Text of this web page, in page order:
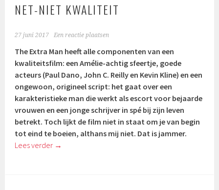
NET-NIET KWALITEIT
27 juni 2017 Een reactie plaatsen
The Extra Man heeft alle componenten van een
kwaliteitsfilm: een Amélie-achtig sfeertje, goede
acteurs (Paul Dano,John C. Reilly en Kevin Kline) en een
ongewoon, origineel script: het gaat over een
karakteristieke man die werkt als escort voor bejaarde
vrouwen en een jonge schrijver in spé bij zijn leven
betrekt. Toch lijkt de film niet in staat om je van begin
tot eind te boeien, althans mij niet. Dat is jammer.
Lees verder →